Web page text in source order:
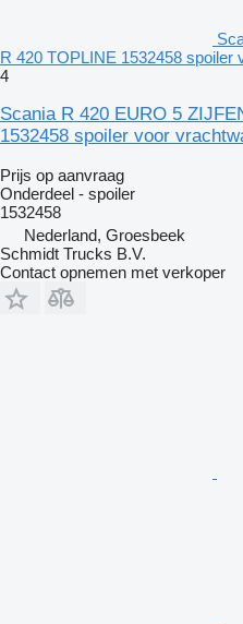
R 420 TOPLINE 1532458 spoiler
4
Scania R 420 EURO 5
1532458 spoiler voor
Prijs op aanvraag
Onderdeel - spoiler
1532458
Nederland, Groesbeek
Schmidt Trucks B.V.
Contact opnemen met verkoper